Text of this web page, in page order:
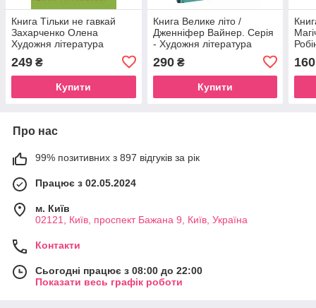
Книга Тільки не гавкай
Захарченко Олена
Художня література
249 ₴
Купити
Книга Велике літо /
Дженніфер Вайнер. Серія
- Художня література
290₴
Купити
160
Про нас
99% позитивних з 897 відгуків за рік
Працює з 02.05.2024
м. Київ
02121, Київ, проспект Бажана 9, Київ, Україна
Контакти
Сьогодні працює з 08:00 до 22:00
Показати весь графік роботи